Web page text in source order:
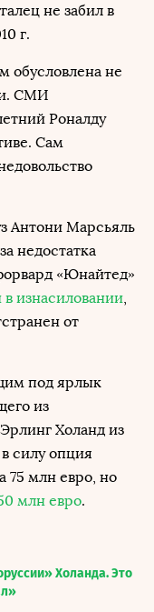
не забил в
г.
обусловлена не
СМИ
Роналду
Сам
Антони Марсьяль
недостатка
«Юнайтед»
изнасиловании,
от
под ярлык
из
Холанд из
силу опция
75 млн евро, но
млн евро.
Холанда. Это